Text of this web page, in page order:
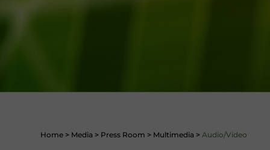
Home > Media > Press Room > Multimedia > Audio/Video